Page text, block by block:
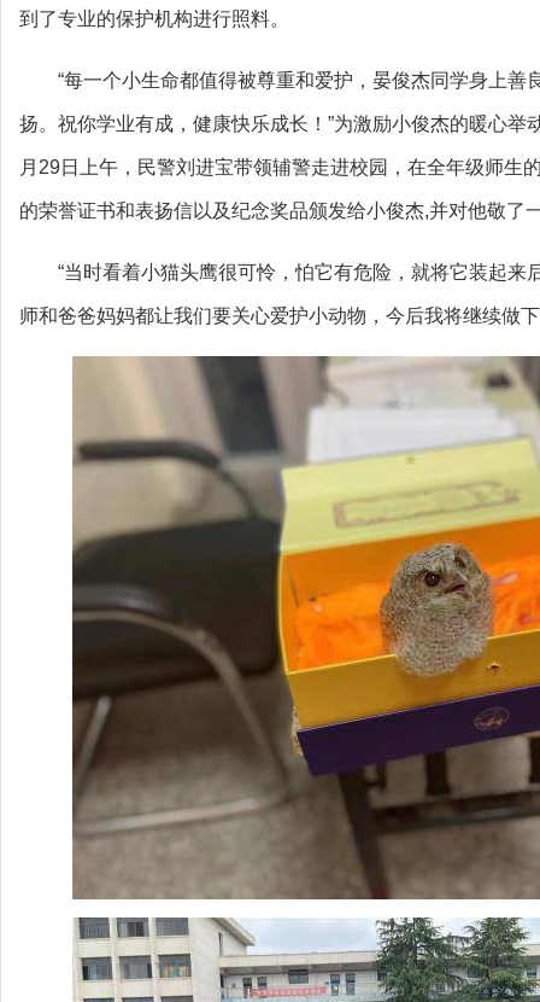
到了专业的保护机构进行照料。
“每一个小生命都值得被尊重和爱护，晏俊杰同学身上善
扬。祝你学业有成，健康快乐成长！”为激励小俊杰的暖心举
月29日上午，民警刘进宝带领辅警走进校园，在全年级师生
的荣誉证书和表扬信以及纪念奖品颁发给小俊杰,并对他敬了
“当时看着小猫头鹰很可怜，怕它有危险，就将它装起来
师和爸爸妈妈都让我们要关心爱护小动物，今后我将继续做